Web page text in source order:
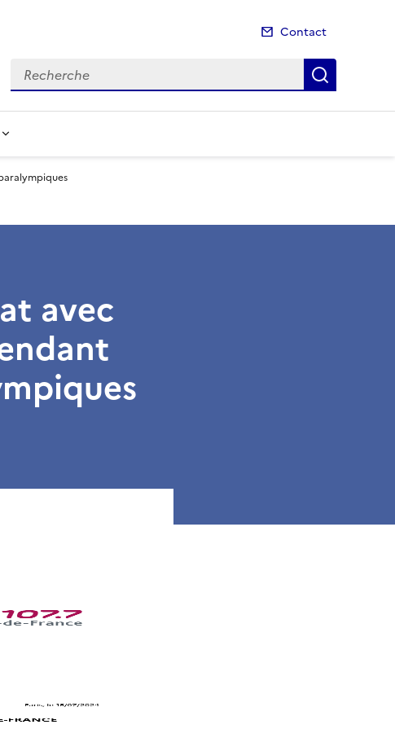
Contact
Recherche
avec